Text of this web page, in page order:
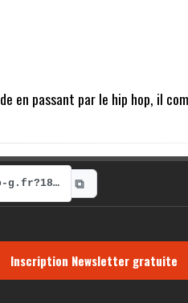
en passant par le hip hop, il
https://radio-g.fr?18877 ⧉
Inscription Newsletter gratuite